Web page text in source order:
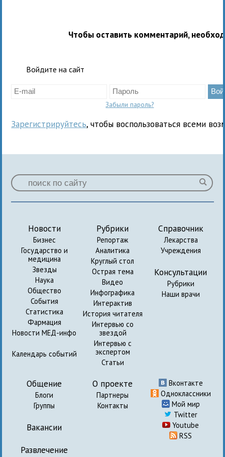
Чтобы оставить комментарий,
Войдите на сайт
Забыли пароль?
Зарегистрируйтесь, чтобы воспользоваться всеми
Новости
Бизнес
Государство и
медицина
Звезды
Наука
Общество
События
Статистика
Фармация
Новости МЕД-инфо
Календарь событий
Рубрики
Репортаж
Аналитика
Круглый стол
Острая тема
Видео
Инфографика
Интерактив
История читателя
Интервью со
звездой
Интервью с
экспертом
Статьи
Справочник
Лекарства
Учреждения
Консультации
Рубрики
Наши врачи
Общение
Блоги
Группы
Вакансии
Развлечение
О проекте
Партнеры
Контакты
Вконтакте
Одноклассники
Мой мир
Twitter
Youtube
RSS